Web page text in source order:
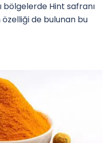
bölgelerde Hint safranı
de bulunan bu